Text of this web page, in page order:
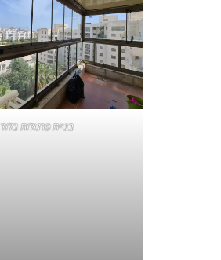
בניית פרגולות בלוד